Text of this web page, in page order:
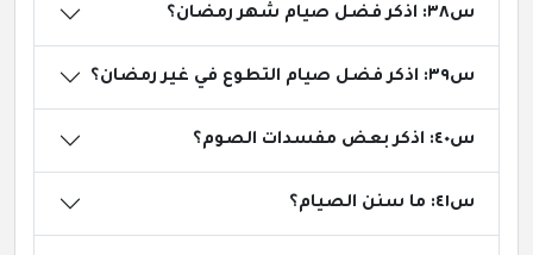
س٣٨: اذكر فضل صيام شهر رمضان؟
س٣٩: اذكر فضل صيام التطوع في غير رمضان؟
س٤٠: اذكر بعض مفسدات الصوم؟
س٤١: ما سنن الصيام؟